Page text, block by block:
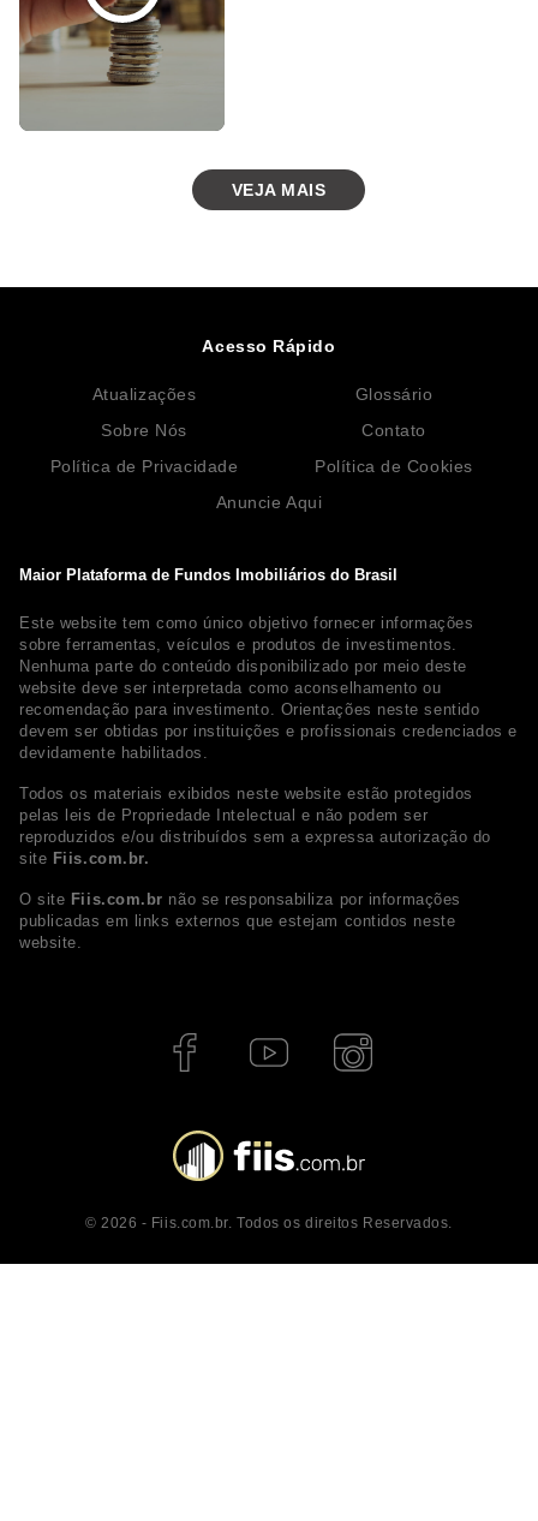
VEJA MAIS
Maior Plataforma de Fundos Imobiliários do Brasil
Este website tem como único objetivo fornecer informações
sobre ferramentas, veículos e produtos de investimentos.
Nenhuma parte do conteúdo disponibilizado por meio deste
website deve ser interpretada como aconselhamento ou
recomendação para investimento. Orientações neste sentido
devem ser obtidas por instituições e profissionais credenciados e
devidamente habilitados.
Todos os materiais exibidos neste website estão protegidos
pelas leis de Propriedade Intelectual e não podem ser
reproduzidos e/ou distribuídos sem a expressa autorização do
site Fiis.com.br.
O site Fiis.com.br não se responsabiliza por informações
publicadas em links externos que estejam contidos neste
website.
Acesso Rápido
Atualizações
Glossário
Sobre Nós
Contato
Política de Privacidade
Política de Cookies
Anuncie Aqui
© 2026 - Fiis.com.br. Todos os direitos Reservados.